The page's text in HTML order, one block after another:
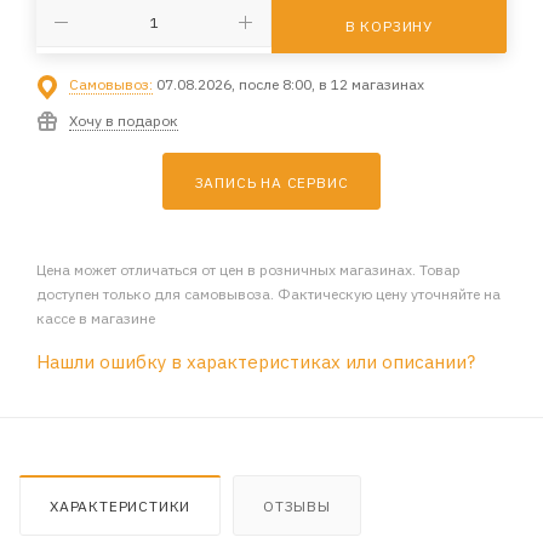
В КОРЗИНУ
Самовывоз: 07.08.2026, после 8:00, в 12 магазинах
Хочу в подарок
ЗАПИСЬ НА СЕРВИС
Цена может отличаться от цен в розничных магазинах. Товар
доступен только для самовывоза. Фактическую цену уточняйте на
кассе в магазине
Нашли ошибку в характеристиках или описании?
ХАРАКТЕРИСТИКИ ОТЗЫВЫ